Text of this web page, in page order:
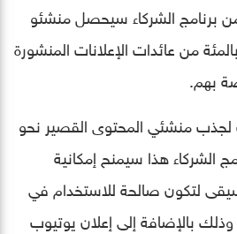
من برنامج الشركاء سيحصل منشئو
المحتوى هؤلاء على 45 بالمئة من عائدات الإعلانات المنشورة
بهم.
لجذب منشئي المحتوى القصير نحو
الشركاء هذا سيمنح إمكانية
لتكون صالحة للاستخدام في
بالإضافة إلى إعلان يوتيوب